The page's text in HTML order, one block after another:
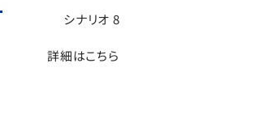
シナリオ 8
詳細はこちら